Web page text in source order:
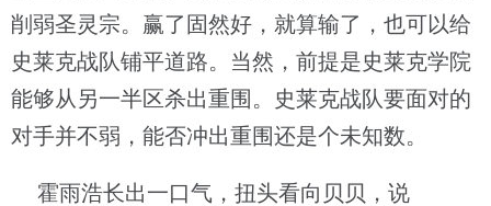
削弱圣灵宗。赢了固然好，就算输了，也可以给
史莱克战队铺平道路。当然，前提是史莱克学院
能够从另一半区杀出重围。史莱克战队要面对的
对手并不弱，能否冲出重围还是个未知数。
霍雨浩长出一口气，扭头看向贝贝，说